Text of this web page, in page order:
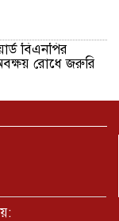
বিএনপির
রোধে জরুরি
আনন্দ ভ্রমণ –